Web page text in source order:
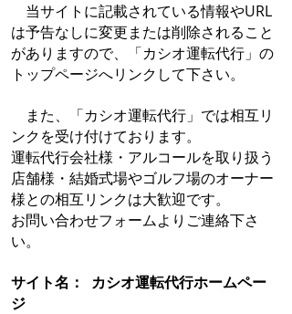
当サイトに記載されている情報やURL
は予告なしに変更または削除されること
がありますので、「カシオ運転代行」の
トップページへリンクして下さい。
また、「カシオ運転代行」では相互リ
ンクを受け付けております。
運転代行会社様・アルコールを取り扱う
店舗様・結婚式場やゴルフ場のオーナー
様との相互リンクは大歓迎です。
お問い合わせフォームよりご連絡下さ
い。
サイト名： カシオ運転代行ホームペー
ジ